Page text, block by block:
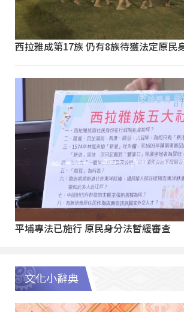
西拉雅成第17族 仍有8族待獲法定原民
平埔專法已施行 原民身分法暫緩審查
文化小辭典